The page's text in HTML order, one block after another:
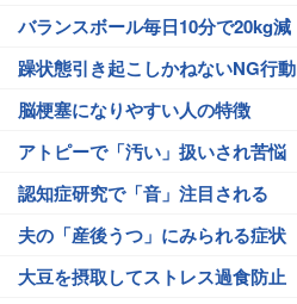
バランスボール毎日10分で20kg減
躁状態引き起こしかねないNG行動
脳梗塞になりやすい人の特徴
アトピーで「汚い」扱いされ苦悩
認知症研究で「音」注目される
夫の「産後うつ」にみられる症状
大豆を摂取してストレス過食防止